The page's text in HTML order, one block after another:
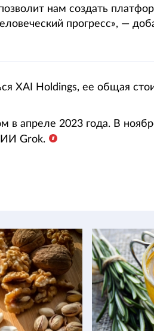
нам создать
прогресс», —
XAI Holdings, ее общая
в апреле 2023 года. В
ИИ Grok.